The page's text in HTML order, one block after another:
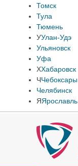
Томск
Тула
Тюмень
УУлан-Удэ
Ульяновск
Уфа
ХХабаровск
ЧЧебоксары
Челябинск
ЯЯрославль